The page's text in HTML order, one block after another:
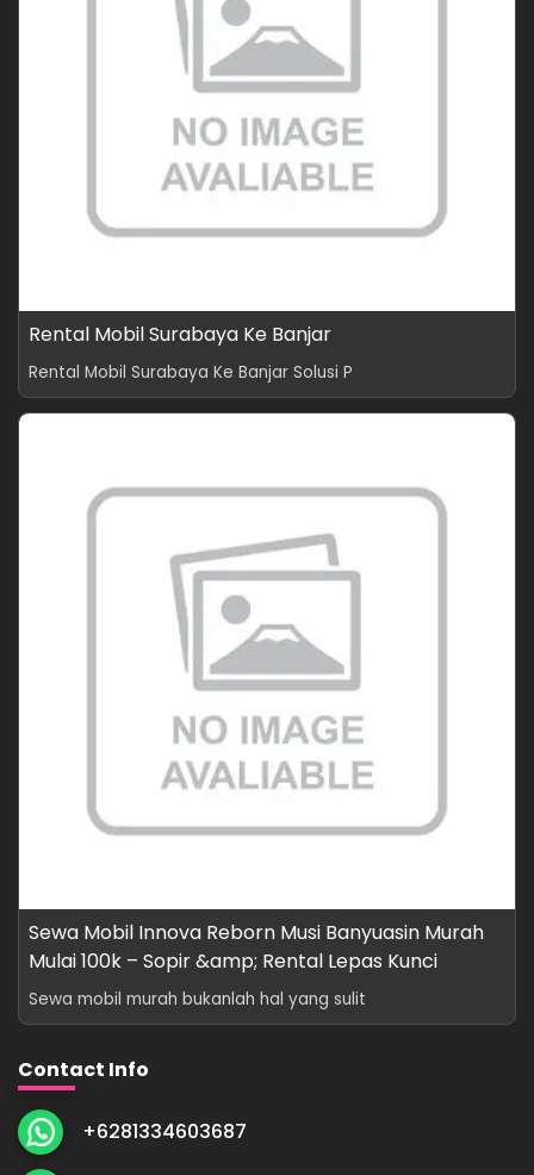
Rental Mobil Surabaya Ke Banjar
Rental Mobil Surabaya Ke Banjar Solusi P
Sewa Mobil Innova Reborn Musi Banyuasin Murah
Mulai 100k – Sopir &amp; Rental Lepas Kunci
Sewa mobil murah bukanlah hal yang sulit
Contact Info
+6281334603687